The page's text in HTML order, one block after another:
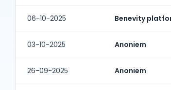
06-10-2025 Benevity
03-10-2025 Anoniem
26-09-2025 Anoniem